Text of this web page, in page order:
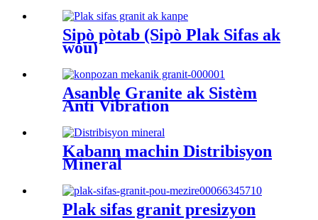
Sipò pòtab (Sipò Plak Sifas ak
wou)
Asanble Granite ak Sistèm
Anti Vibration
Kabann machin Distribisyon
Mineral
Plak sifas granit presizyon